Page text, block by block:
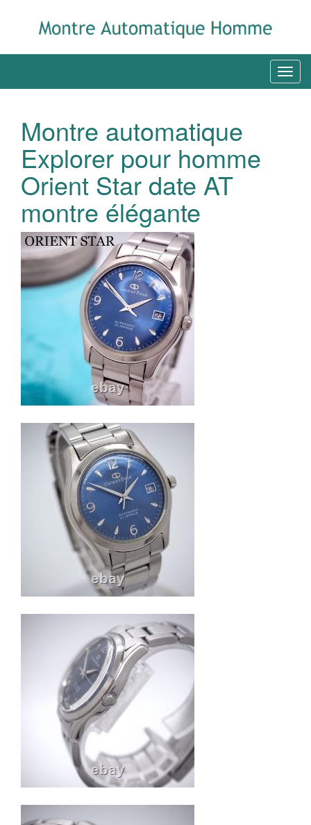
Montre automatique
Explorer pour homme
Orient Star date AT
montre élégante